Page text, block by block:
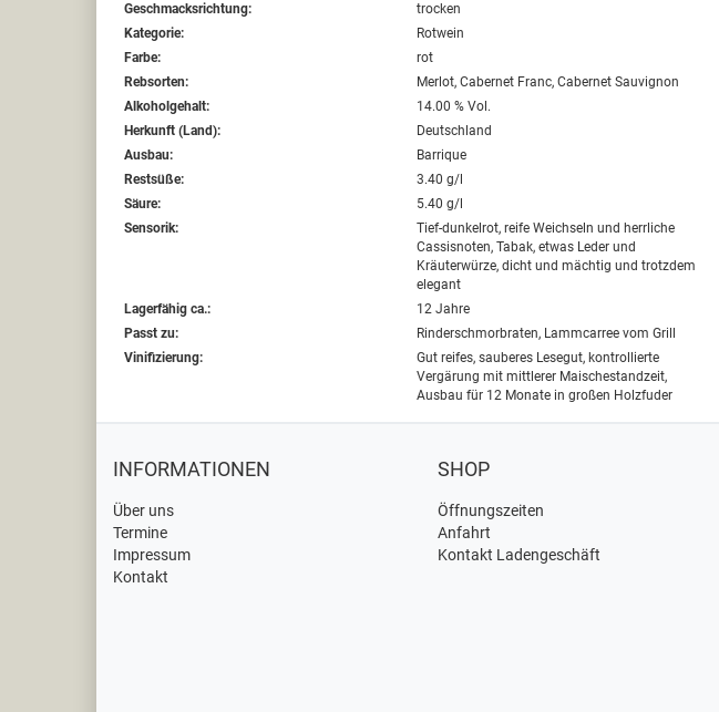
Geschmacksrichtung:
trocken
Kategorie:
Rotwein
Farbe:
rot
Rebsorten:
Merlot, Cabernet Franc, Cabernet Sauvignon
Alkoholgehalt:
14.00 % Vol.
Herkunft (Land):
Deutschland
Ausbau:
Barrique
Restsüße:
3.40 g/l
Säure:
5.40 g/l
Sensorik:
Tief-dunkelrot, reife Weichseln und herrliche
Cassisnoten, Tabak, etwas Leder und
Kräuterwürze, dicht und mächtig und trotzdem
elegant
Lagerfähig ca.:
12 Jahre
Passt zu:
Rinderschmorbraten, Lammcarree vom Grill
Vinifizierung:
Gut reifes, sauberes Lesegut, kontrollierte
Vergärung mit mittlerer Maischestandzeit,
Ausbau für 12 Monate in großen Holzfuder
INFORMATIONEN
Über uns
Termine
Impressum
Kontakt
SHOP
Öffnungszeiten
Anfahrt
Kontakt Ladengeschäft